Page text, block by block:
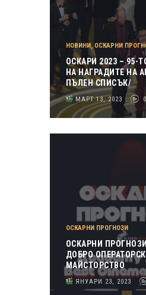
НОВИНИ, ОСКАРНИ
ОСКАРИ 2023 – 95-
НА НАГРАДИТЕ НА
ПЪЛЕН СПИСЪК/
МАРТ 13, 2023 0
ОСКАРНИ ПРОГНОЗИ
ОСКАРНИ
ДОБРО
МАЙСТОРСТВО
ЯНУАРИ 23, 2023